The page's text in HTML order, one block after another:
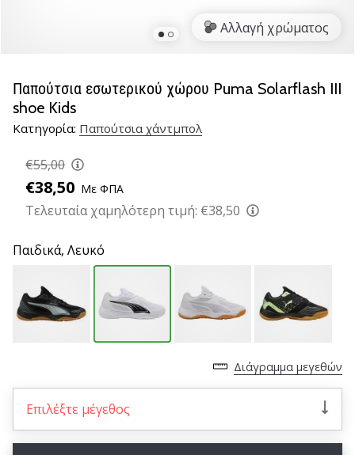
Accelerate
NITRO
SQD
5!
τις
τεχνικές
αναβαθμίσεις
μάθε
αν
Γίνετε
πρεσβευτής
της
μάρκας
Αλλαγή χρώματος
Παπούτσια εσωτερικού χώρου Puma Solarflash III
shoe Kids
Κατηγορία: Παπούτσια χάντμπολ
€55,00
€38,50 Με ΦΠΑ
Τελευταία χαμηλότερη τιμή: €38,50
Παιδικά, Λευκό
Διάγραμμα μεγεθών
Επιλέξτε μέγεθος